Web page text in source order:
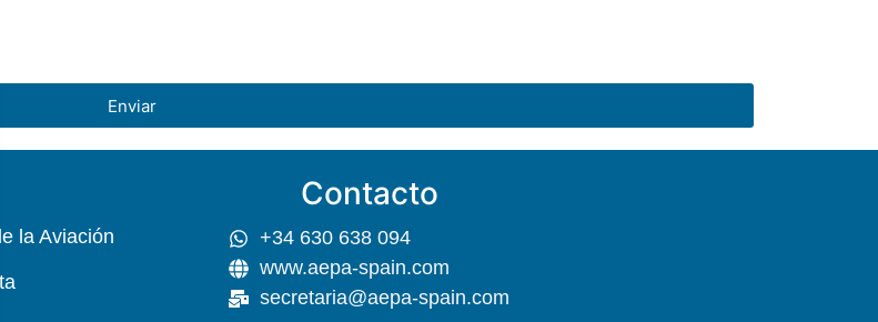
Enviar
la Aviación
Contacto
+34 630 638 094
www.aepa-spain.com
secretaria@aepa-spain.com